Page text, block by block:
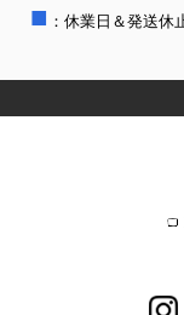
■ ：休業日＆発送休